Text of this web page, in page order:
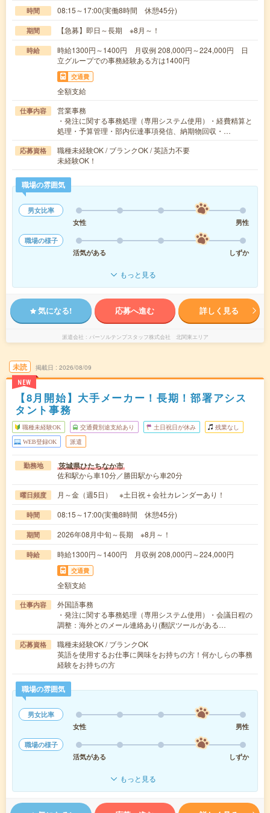
時間 08:15～17:00(実働8時間 休憩45分)
期間 【急募】即日～長期 ※8月～！
時給
時給1300円～1400円 月収例 208,000円～224,000円 日
立グループでの事務経験ある方は1400円
交通費
全額支給
仕事内容
営業事務
・発注に関する事務処理（専用システム使用）・経費精算と
処理・予算管理・部内伝達事項発信、納期物回収・…
応募資格
職種未経験OK / ブランクOK / 英語力不要
未経験OK！
職場の雰囲気
男女比率
女性
男性
職場の様子
活気がある
しずか
もっと見る
気になる! 応募へ進む 詳しく見る
派遣会社 パーソルテンプスタッフ株式会社 北関東エリア
未読
NEW
掲載日 2026/08/09
【8月開始】大手メーカー！長期！部署アシス
タント事務
職種未経験OK 交通費別途支給あり 土日祝日が休み 残業なし
WEB登録OK 派遣
勤務地 茨城県ひたちなか市
佐和駅から車10分／勝田駅から車20分
曜日頻度 月～金（週5日） ※土日祝＋会社カレンダーあり！
時間 08:15～17:00(実働8時間 休憩45分)
期間 2026年08月中旬～長期 ※8月～！
時給 時給1300円～1400円 月収例 208,000円～224,000円
交通費
全額支給
仕事内容
外国語事務
・発注に関する事務処理（専用システム使用）・会議日程の
調整：海外とのメール連絡あり(翻訳ツールがある…
応募資格
職種未経験OK / ブランクOK
英語を使用するお仕事に興味をお持ちの方！何かしらの事務
経験をお持ちの方
職場の雰囲気
男女比率
女性
男性
職場の様子
活気がある
しずか
もっと見る